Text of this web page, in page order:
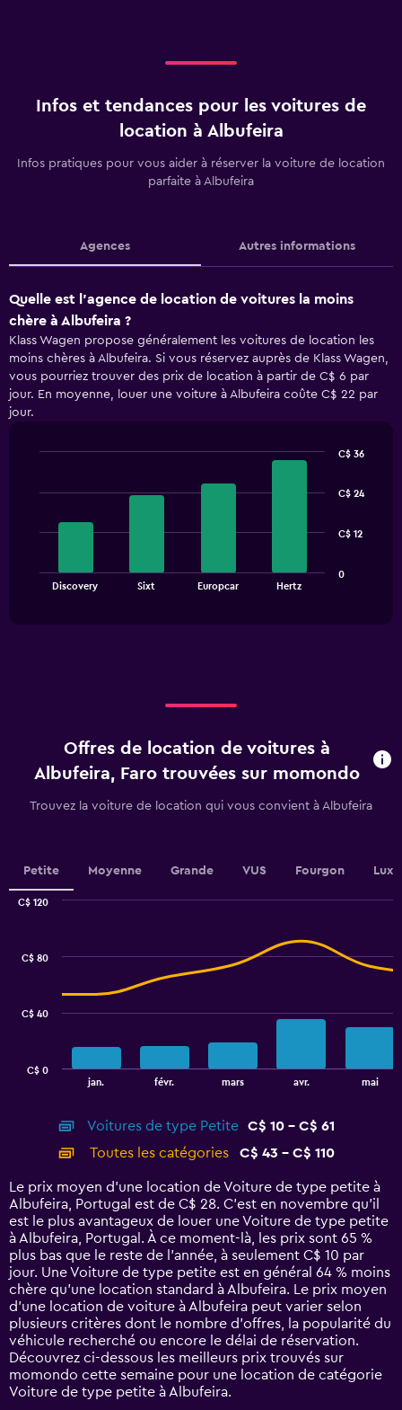
Infos et tendances pour les voitures de
location à Albufeira
Infos pratiques pour vous aider à réserver la voiture de location
parfaite à Albufeira
Agences Autres informations
Quelle est l’agence de location de voitures la moins
chère à Albufeira ?
Klass Wagen propose généralement les voitures de location les
moins chères à Albufeira. Si vous réservez auprès de Klass Wagen,
vous pourriez trouver des prix de location à partir de C$ 6 par
jour. En moyenne, louer une voiture à Albufeira coûte C$ 22 par
jour.
chart
chart
1
values.
Range:
0
Discovery Sixt Europcar Hertz
0
C$ 12
C$ 24
C$ 36
Offres de location de voitures à
Albufeira, Faro trouvées sur momondo
Trouvez la voiture de location qui vous convient à Albufeira
Petite Moyenne Grande VUS Fourgon Luxe
displaying
categories.
14
categories.
The
chart
has
1
Y
axis
displaying
values.
Range:
0
to
120.
jan. févr. mars avr. mai
C$ 0
C$ 40
C$ 80
C$ 120
Voitures de type Petite
C$ 10 - C$ 61
Toutes les catégories
C$ 43 - C$ 110
Le prix moyen d’une location de Voiture de type petite à
Albufeira, Portugal est de C$ 28. C’est en novembre qu'il
est le plus avantageux de louer une Voiture de type petite
à Albufeira, Portugal. À ce moment-là, les prix sont 65 %
plus bas que le reste de l’année, à seulement C$ 10 par
jour. Une Voiture de type petite est en général 64 % moins
chère qu'une location standard à Albufeira. Le prix moyen
d’une location de voiture à Albufeira peut varier selon
plusieurs critères dont le nombre d’offres, la popularité du
véhicule recherché ou encore le délai de réservation.
Découvrez ci-dessous les meilleurs prix trouvés sur
momondo cette semaine pour une location de catégorie
Voiture de type petite à Albufeira.